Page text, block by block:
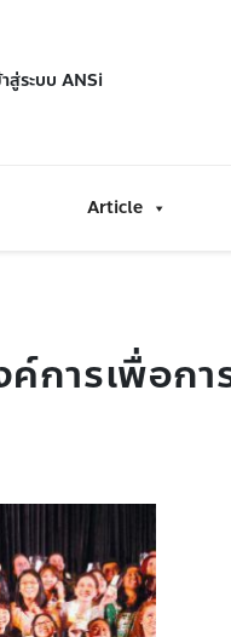
าสู่ระบบ ANSi
Article
ค์การเพื่อก